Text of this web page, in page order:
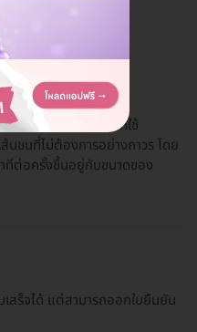
Diode คืออะไร?
เป็นกระบวนการที่ใช้
ส้นขนที่ไม่ต้องการอย่างถาวร โดย
ทีต่อครั้งขึ้นอยู่กับขนาดของ
สร็จได้ แต่สามารถออกใบยืนยัน